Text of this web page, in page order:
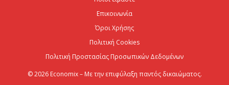
Έναρξη αιτήσεων για το Πρόγραμμα «Τουρισμός για
Όλους 2026-2027»
5 Αυγούστου 2026
Επικοινωνία
Όροι Χρήσης
Πολιτική Cookies
Πολιτική Προστασίας Προσωπικών Δεδομένων
© 2026 Economix – Με την επιφύλαξη παντός δικαιώματος.